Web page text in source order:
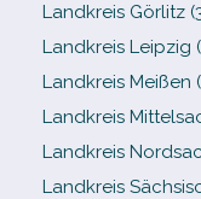
Landkreis Görlitz
Landkreis Leipzig
Landkreis Meißen
Landkreis
Landkreis
Landkreis